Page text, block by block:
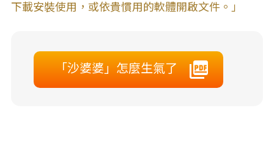
下載安裝使用，或依貴慣用的軟體開啟文件。」
「沙婆婆」怎麼生氣了